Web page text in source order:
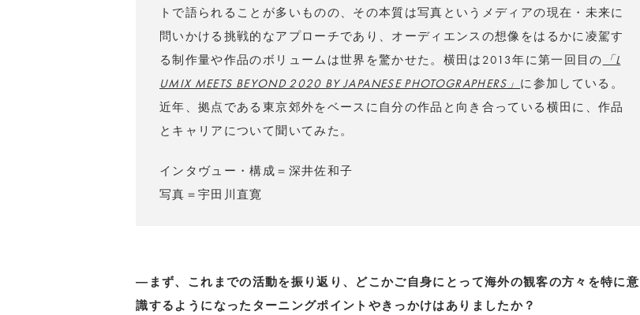
トで語られることが多いものの、その本質は写真というメディアの現在・未来に
問いかける挑戦的なアプローチであり、オーディエンスの想像をはるかに凌駕す
る制作量や作品のボリュームは世界を驚かせた。横田は2013年に第一回目の 「L
UMIX MEETS BEYOND 2020 BY JAPANESE PHOTOGRAPHERS」 に参加している。
近年、拠点である東京郊外をベースに自分の作品と向き合っている横田に、作品
とキャリアについて聞いてみた。
インタヴュー・構成＝深井佐和子
写真＝宇田川直寛
―まず、これまでの活動を振り返り、どこかご自身にとって海外の観客の方々を特に意
識するようになったターニングポイントやきっかけはありましたか？